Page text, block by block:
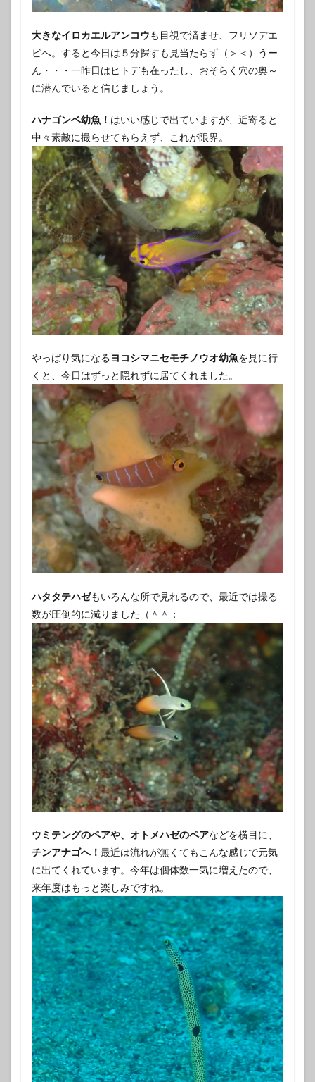
大きなイロカエルアンコウも目視で済ませ、フリソデエ
ビへ。すると今日は５分探すも見当たらず（＞＜）うー
ん・・・一昨日はヒトデも在ったし、おそらく穴の奥～
に潜んでいると信じましょう。
ハナゴンベ幼魚！ はいい感じで出ていますが、近寄ると
中々素敵に撮らせてもらえず、これが限界。
やっぱり気になるヨコシマニセモチノウオ幼魚を見に行
くと、今日はずっと隠れずに居てくれました。
ハタタテハゼもいろんな所で見れるので、最近では撮る
数が圧倒的に減りました（＾＾；
ウミテングのペアや、オトメハゼのペアなどを横目に、
チンアナゴへ！ 最近は流れが無くてもこんな感じで元気
に出てくれています。今年は個体数一気に増えたので、
来年度はもっと楽しみですね。